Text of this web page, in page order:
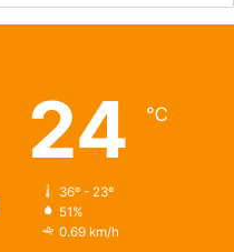
24 ℃
36º - 23º
51%
0.69 km/h